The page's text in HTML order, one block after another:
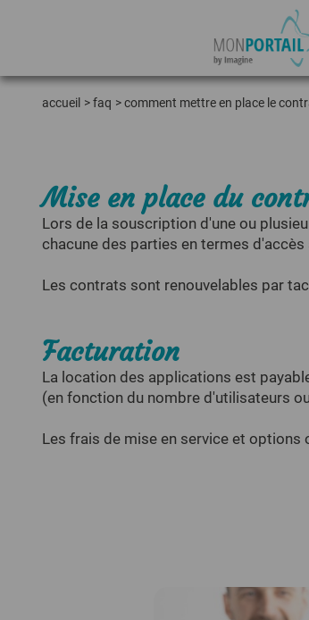
MES
MES
accueil >faq >comment mettre en place le
Mise en place du
Lors de la souscription d'une ou
chacune des parties en termes
Les contrats sont renouvelables par
Facturation
La location des applications est
(en fonction du nombre d'utilisateurs
Les frais de mise en service et